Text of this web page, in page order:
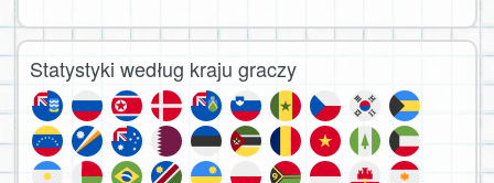
Statystyki według kraju graczy